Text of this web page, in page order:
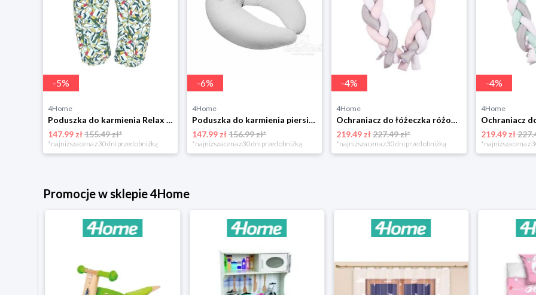
-5%
4Home
Poduszka do karmienia Relax Papuga, 190 cm BabyMatex
147.99 zł155.49 zł*
*najniższa cena z 30 dni przed obniżką
-6%
4Home
Poduszka do karmienia piersią Relax Kropki, 190 cm BabyMatex
147.99 zł156.99 zł*
*najniższa cena z 30 dni przed obniżką
-4%
4Home
Ochraniacz do łóżeczka różowy, 200 cm BabyMatex
219.49 zł227.49 zł*
*najniższa cena z 30 dni przed obniżką
-4%
4Home
219.49 zł
*najniższa cena z
Promocje w sklepie 4Home